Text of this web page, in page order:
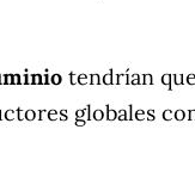
tendrían
globales